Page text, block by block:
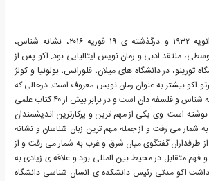
اومبرتو اکو، زاده ی ۵ ژانویه ۱۹۳۲ و درگذشته ی ۱۹ فوریه ۲۰۱۶، نشانه شناس،
منتقد ادبی و رمان نویس ایتالیایی بود. اکو پس از
تورینو، در دانشگاه های میلان، فلورانس، بولونیا و کولژ
اکو بیشتر به عنوان رمان نویس معروف است. درحالی که
او در وهله ی اول یک نشانه شناس و فلسفه دان است و در برابر بیش از ۴۰ کتاب علمی
مقاله، تنها ۵ رمان نوشته است. وی یکی از مهم ترین و پرکارترین اندیشمندان
شمار می رفت و از جمله مهم ترین زبان شناسان و نشانه
از طرفداران گفتگوی میان شرق و غرب به شمار می رفت و از
و فهم متقابل در محیط بین المللی بود و علاقه ی زیادی به
داشت.اکو مدتی رئیس دانشکده ی انسان شناسی دانشگاه